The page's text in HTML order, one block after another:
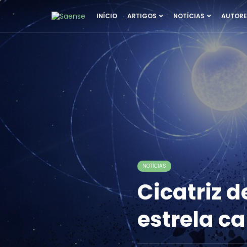
INÍCIO ARTIGOS NOTÍCIAS
NOTÍCIAS
Cicatriz
estrela